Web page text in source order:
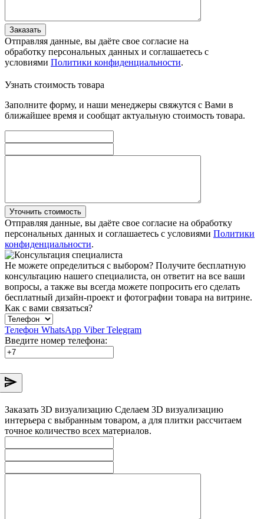
Заказать
Отправляя данные, вы даёте свое согласие на
обработку персональных данных и соглашаетесь с
условиями Политики конфиденциальности.
Узнать стоимость товара
Заполните форму, и наши менеджеры свяжутся с Вами в
ближайшее время и сообщат актуальную стоимость товара.
Уточнить стоимость
Отправляя данные, вы даёте свое согласие на обработку
персональных данных и соглашаетесь с условиями Политики
конфиденциальности.
Не можете определиться с выбором? Получите бесплатную
консультацию нашего специалиста, он ответит на все ваши
вопросы, а также вы всегда можете попросить его сделать
бесплатный дизайн-проект и фотографии товара на витрине.
Как с вами связаться?
Телефон WhatsApp ViberTelegram
Введите номер телефона:
Заказать 3D визуализацию Сделаем 3D визуализацию
интерьера с выбранным товаром, а для плитки рассчитаем
точное количество всех материалов.